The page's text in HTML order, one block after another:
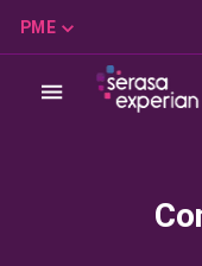
PME